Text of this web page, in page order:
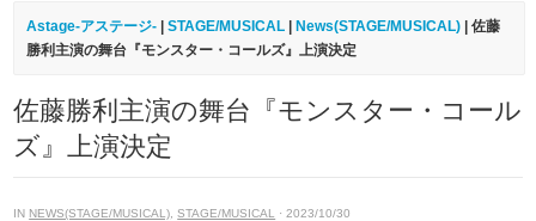
Astage-アステージ- |STAGE/MUSICAL News(STAGE/MUSICAL) | 佐藤
勝利主演の舞台『モンスター・コールズ』上演決定
佐藤勝利主演の舞台『モンスター・コール
ズ』上演決定
IN NEWS(STAGE/MUSICAL) ,STAGE/MUSICAL · 2023/10/30